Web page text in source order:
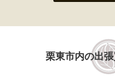
栗東市内の出